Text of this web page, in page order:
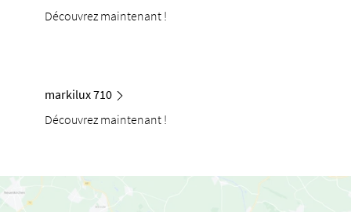
Découvrez maintenant !
markilux 710
Découvrez maintenant !